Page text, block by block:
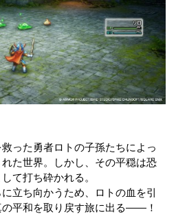
った勇者ロトの子孫たちによっ
た世界。しかし、その平穏は恐
て打ち砕かれる。
立ち向かうため、ロトの血を引
の平和を取り戻す旅に出る――！